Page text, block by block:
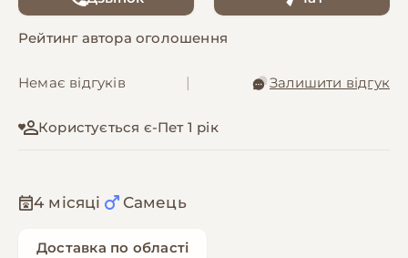
Рейтинг автора оголошення
Немає відгуків Залишити відгук
Користується є-Пет 1 рік
4 місяці Самець
Доставка по області